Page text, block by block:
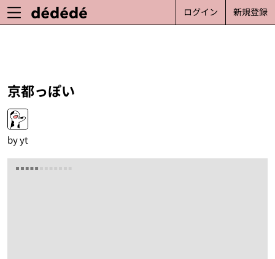
新規登録
ログイン
京都っぽい
byyt